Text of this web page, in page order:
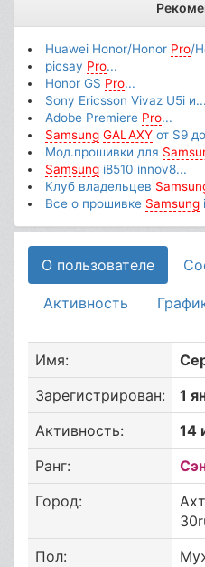
Huawei Honor/Honor Pro/
picsay Pro...
Honor GS Pro...
Sony Ericsson Vivaz U5i и...
Adobe Premiere Pro...
Samsung GALAXY от S9
Мод.прошивки для
Samsung i8510 innov8...
Клуб владельцев
Все о прошивке Samsung
О пользователе
Активность
Имя:
Зарегистрирован:
1
Активность:
14
Ранг:
Город:
Пол: